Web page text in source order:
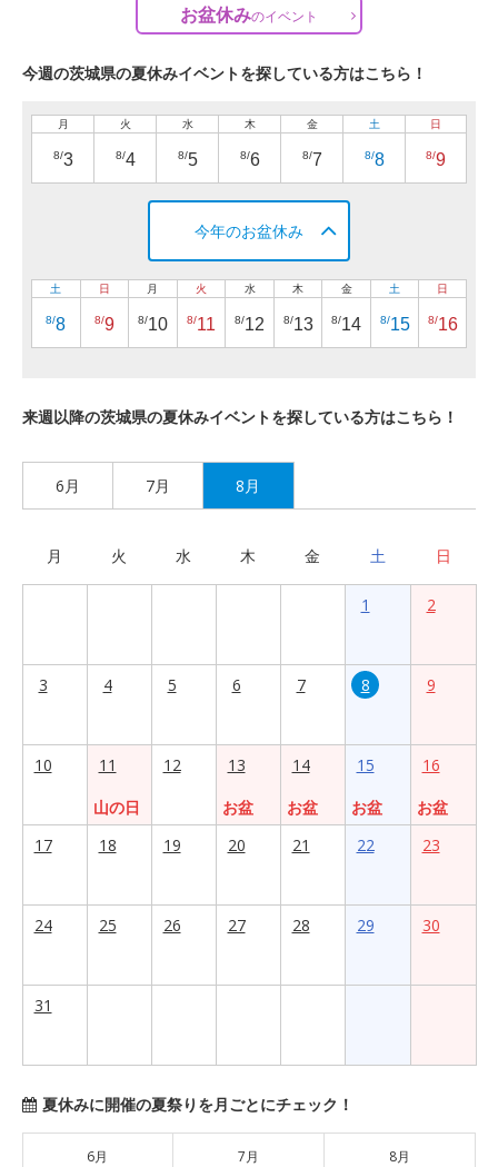
お盆休みのイベント
今週の茨城県の夏休みイベントを探している方はこちら！
月
8/3
火
8/4
水
8/5
木
8/6
金
8/7
土
8/8
日
8/9
今年のお盆休み
土
8/8
日
8/9
月
8/10
火
8/11
水
8/12
木
8/13
金
8/14
土
8/15
日
8/16
来週以降の茨城県の夏休みイベントを探している方はこちら！
6月 7月 8月
月 火 水 木 金 土 日
1 2
3 4 5 6 7 8 9
10
11
山の日
12
13
お盆
14
お盆
15
お盆
16
お盆
17
18 19 20 21 22 23
24 25 26 27 28 29 30
31
夏休みに開催の夏祭りを月ごとにチェック！
6月 7月 8月